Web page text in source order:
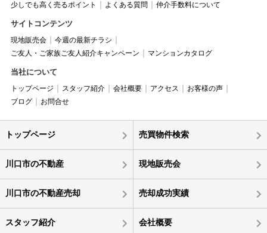
少しでも高く売るポイント
よくある質問 仲介手数料について
サイトコンテンツ
現地販売会
今週の最新チラシ
ご友人・ご家族ご友人紹介キャンペーン
マンションカタログ
当社について
トップページ スタッフ紹介 会社概要 アクセス
お客様の声
ブログ
お問合せ
トップページ 売買物件検索
川口市の不動産 現地販売会
川口市の不動産売却 売却成功実績
スタッフ紹介 会社概要